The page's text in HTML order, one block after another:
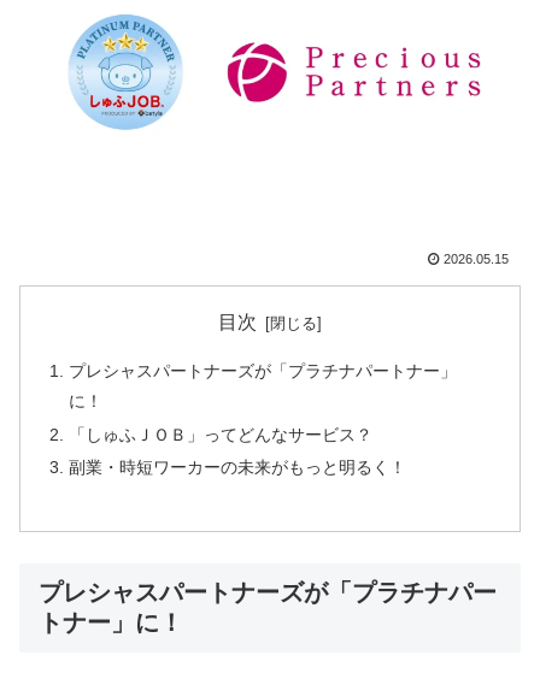
2026.05.15
目次
プレシャスパートナーズが「プラチナパートナー」
に！
「しゅふＪＯＢ」ってどんなサービス？
副業・時短ワーカーの未来がもっと明るく！
プレシャスパートナーズが「プラチナパー
トナー」に！